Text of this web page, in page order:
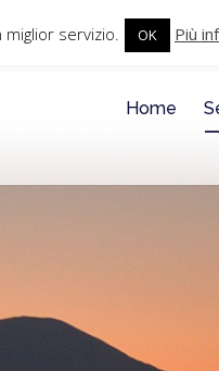
esperienza al servizio di ogni
Home
servizio. OK Più